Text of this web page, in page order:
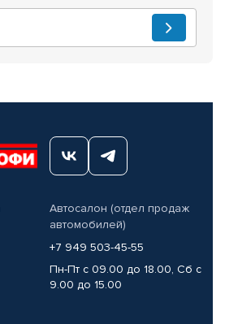
Автосалон (отдел продаж
автомобилей)
+7 949 503-45-55
Пн-Пт с 09.00 до 18.00, Сб с
9.00 до 15.00